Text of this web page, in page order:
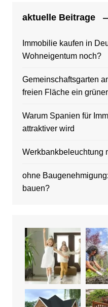
aktuelle Beitrage
Immobilie kaufen in
Wohneigentum noch?
Gemeinschaftsgarten
freien Fläche ein
Warum Spanien für
attraktiver wird
Werkbankbeleuchtung
ohne
bauen?